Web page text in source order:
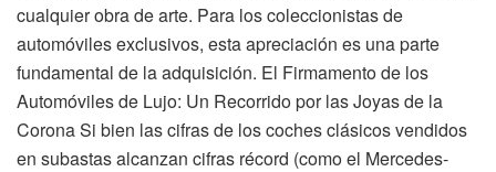
cualquier obra de arte. Para los coleccionistas de
automóviles exclusivos, esta apreciación es una parte
fundamental de la adquisición. El Firmamento de los
Automóviles de Lujo: Un Recorrido por las Joyas de la
Corona Si bien las cifras de los coches clásicos vendidos
en subastas alcanzan cifras récord (como el Mercedes-